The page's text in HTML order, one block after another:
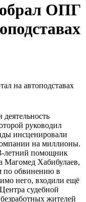
ОПГ
руководил
инсценировали
на миллионы.
летний помощник
Магомед Хабибулаев,
по обвинению в
него, входили ещё
судебной
жителей